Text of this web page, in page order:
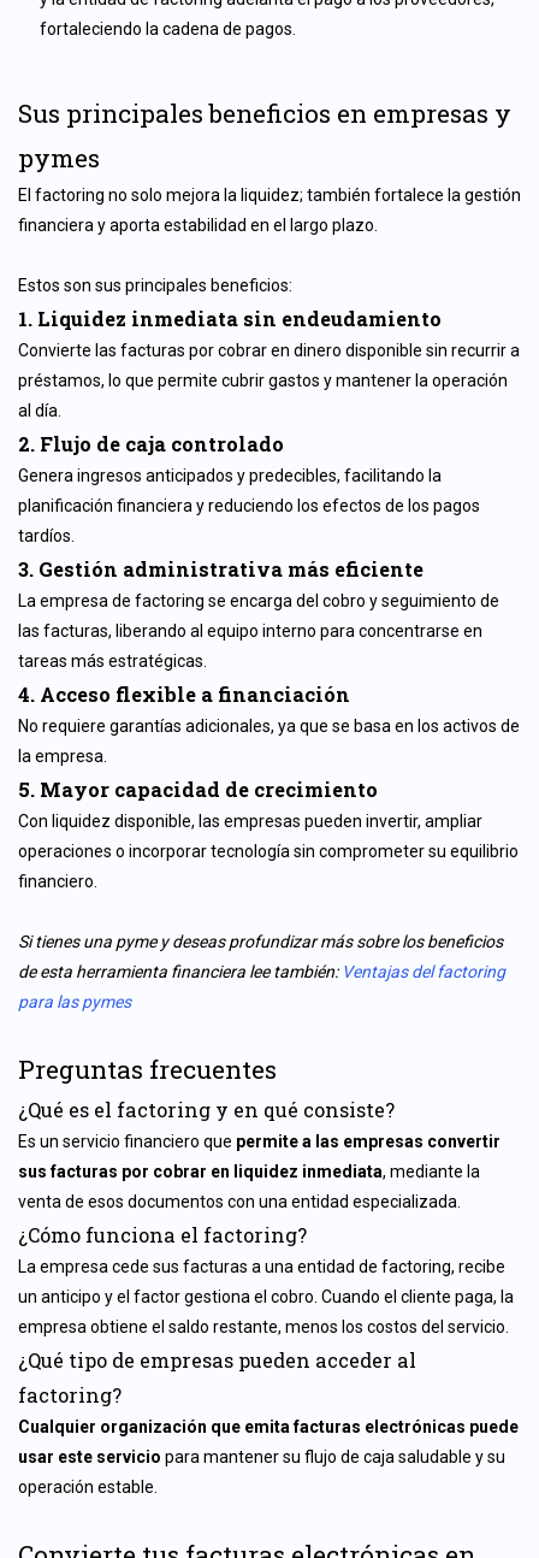
fortaleciendo la cadena de pagos.
Sus principales beneficios en empresas y
pymes
El factoring no solo mejora la liquidez; también fortalece la gestión
financiera y aporta estabilidad en el largo plazo.
Estos son sus principales beneficios:
1. Liquidez inmediata sin endeudamiento
Convierte las facturas por cobrar en dinero disponible sin recurrir a
préstamos, lo que permite cubrir gastos y mantener la operación
al día.
2. Flujo de caja controlado
Genera ingresos anticipados y predecibles, facilitando la
planificación financiera y reduciendo los efectos de los pagos
tardíos.
3. Gestión administrativa más eficiente
La empresa de factoring se encarga del cobro y seguimiento de
las facturas, liberando al equipo interno para concentrarse en
tareas más estratégicas.
4. Acceso flexible a financiación
No requiere garantías adicionales, ya que se basa en los activos de
la empresa.
5. Mayor capacidad de crecimiento
Con liquidez disponible, las empresas pueden invertir, ampliar
operaciones o incorporar tecnología sin comprometer su equilibrio
financiero.
Si tienes una pyme y deseas profundizar más sobre los beneficios
de esta herramienta financiera lee también: Ventajas del factoring
para las pymes
Preguntas frecuentes
¿Qué es el factoring y en qué consiste?
Es un servicio financiero que permite a las empresas convertir
sus facturas por cobrar en liquidez inmediata, mediante la
venta de esos documentos con una entidad especializada.
¿Cómo funciona el factoring?
La empresa cede sus facturas a una entidad de factoring, recibe
un anticipo y el factor gestiona el cobro. Cuando el cliente paga, la
empresa obtiene el saldo restante, menos los costos del servicio.
¿Qué tipo de empresas pueden acceder al
factoring?
Cualquier organización que emita facturas electrónicas puede
usar este servicio para mantener su flujo de caja saludable y su
operación estable.